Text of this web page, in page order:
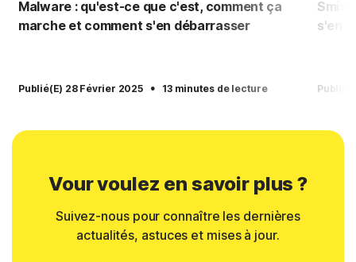
Malware : qu'est-ce que c'est, comment ça
marche et comment s'en débarrasser
Publié(e) 28 Février 2025 · 13 minutes de lecture
s'en
Vour voulez en savoir plus ?
Suivez-nous pour connaître les dernières
actualités, astuces et mises à jour.